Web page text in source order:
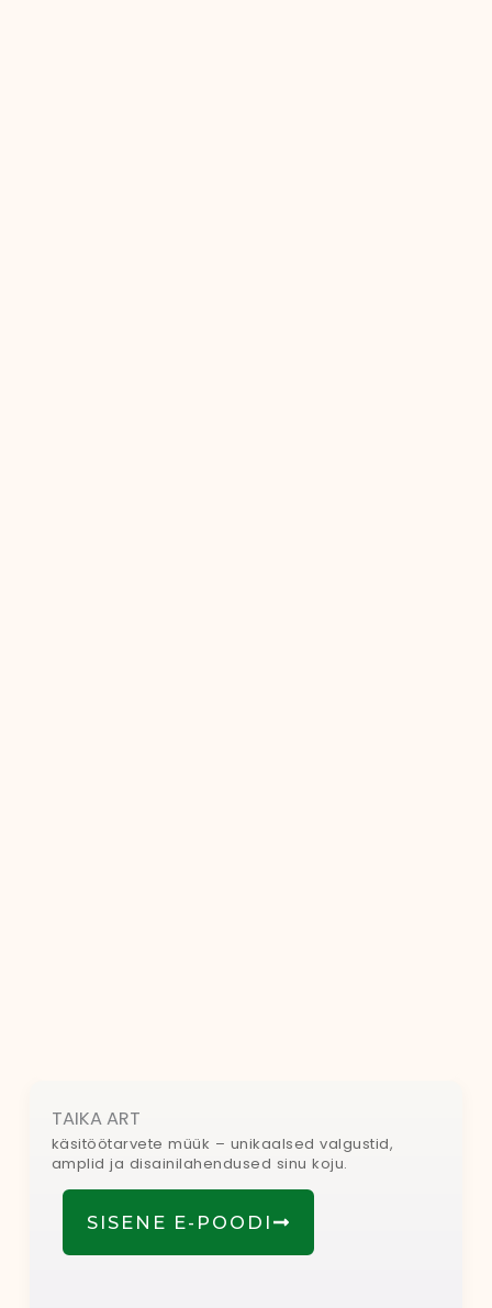
TAIKA ART
käsitöötarvete müük – unikaalsed valgustid,
amplid ja disainilahendused sinu koju.
SISENE E-POODI